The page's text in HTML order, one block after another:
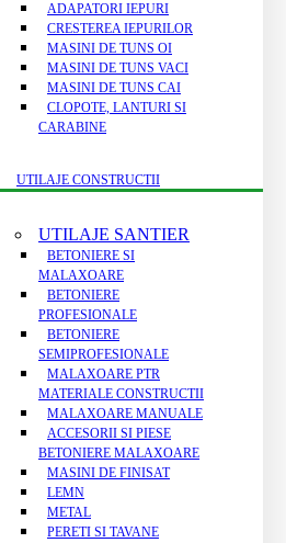
ADAPATORI IEPURI
CRESTEREA IEPURILOR
MASINI DE TUNS OI
MASINI DE TUNS VACI
MASINI DE TUNS CAI
CLOPOTE, LANTURI SI
CARABINE
UTILAJE CONSTRUCTII
UTILAJE SANTIER
BETONIERE SI
MALAXOARE
BETONIERE
PROFESIONALE
BETONIERE
SEMIPROFESIONALE
MALAXOARE PTR
MATERIALE CONSTRUCTII
MALAXOARE MANUALE
ACCESORII SI PIESE
BETONIERE MALAXOARE
MASINI DE FINISAT
LEMN
METAL
PERETI SI TAVANE